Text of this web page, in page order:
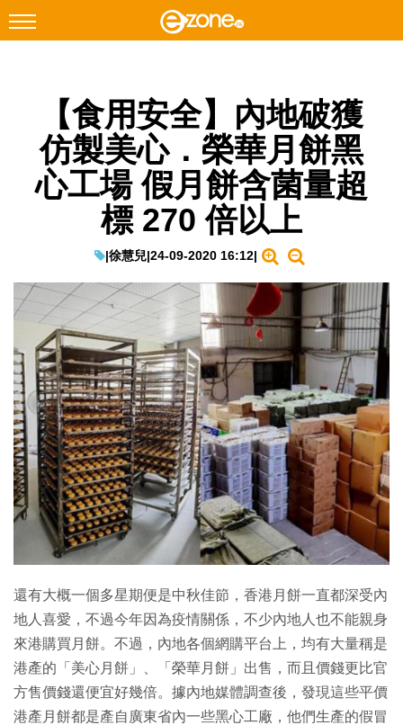
Facebook Instagram
科技焦點
網絡生活
EduTech
IT Times
生成式AI與雲端應用
Enterprise Digital Transformation
特集
【食用安全】內地破獲
仿製美心．榮華月餅黑
心工場 假月餅含菌量超
標 270 倍以上
|徐慧兒|24-09-2020 16:12|
還有大概一個多星期便是中秋佳節，香港月餅一直都深受內
地人喜愛，不過今年因為疫情關係，不少內地人也不能親身
來港購買月餅。不過，內地各個網購平台上，均有大量稱是
港產的「美心月餅」、「榮華月餅」出售，而且價錢更比官
方售價錢還便宜好幾倍。據內地媒體調查後，發現這些平價
港產月餅都是產自廣東省內一些黑心工廠，他們生產的假冒